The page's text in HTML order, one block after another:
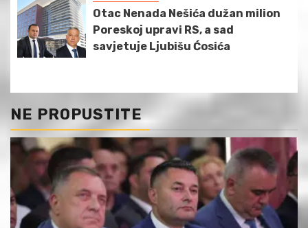
Otac Nenada Nešića dužan milion
Poreskoj upravi RS, a sad
savjetuje Ljubišu Ćosića
NE PROPUSTITE